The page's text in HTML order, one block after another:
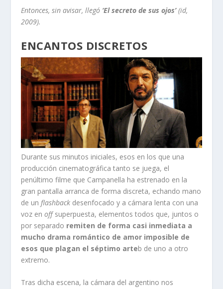
Entonces, sin avisar, llegó ‘El secreto de sus ojos’(id,
2009).
ENCANTOS DISCRETOS
Durante sus minutos iniciales, esos en los que una
producción cinematográfica tanto se juega, el
penúltimo filme que Campanella ha estrenado en la
gran pantalla arranca de forma discreta, echando mano
de un flashback desenfocado y a cámara lenta con una
voz enoffsuperpuesta, elementos todos que, juntos o
por separado remiten de forma casi inmediata a
mucho drama romántico de amor imposible de
esos que plagan el séptimo arteb de uno a otro
extremo.
Tras dicha escena, la cámara del argentino nos